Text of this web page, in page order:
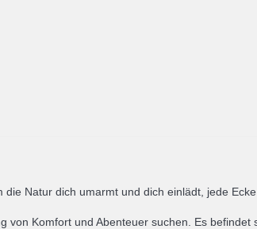
Natur dich umarmt und dich einlädt, jede
Komfort und Abenteuer suchen. Es